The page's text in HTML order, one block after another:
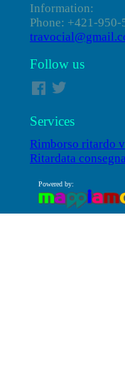
Information:
Phone: +421-950-
Follow us
Services
Rimborso ritardo
Ritardata
Powered by: